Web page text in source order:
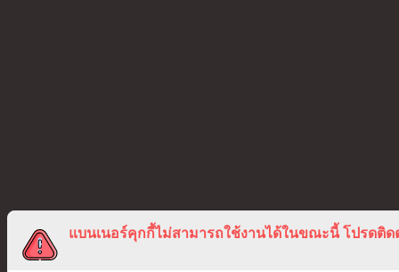
แบนเนอร์คุกกี้ไม่สามารถใช้งานได้ในขณะนี้ โปรดติด